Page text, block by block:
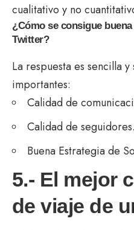
cualitativo y no
¿Cómo se consigue
Twitter?
La respuesta es sencilla
importantes:
Calidad de
Calidad de seguidores.
Buena Estrategia de
5.- El mejor
de viaje de